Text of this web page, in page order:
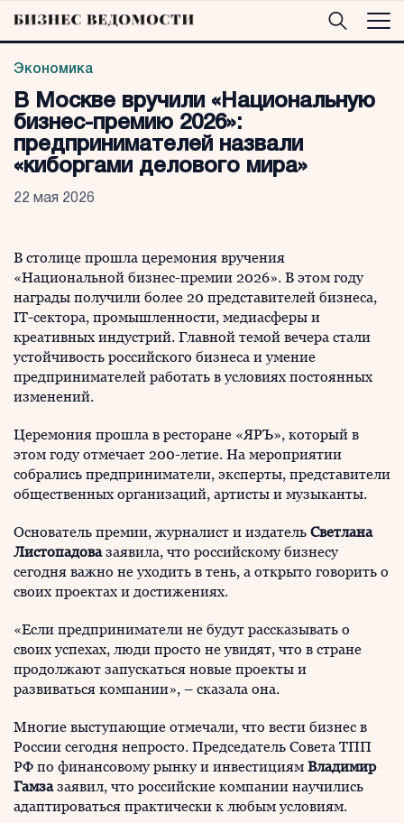
Экономика
В Москве вручили «Национальную
бизнес-премию 2026»:
предпринимателей назвали
«киборгами делового мира»
22 мая 2026
В столице прошла церемония вручения
«Национальной бизнес-премии 2026». В этом году
награды получили более 20 представителей бизнеса,
IT-сектора, промышленности, медиасферы и
креативных индустрий. Главной темой вечера стали
устойчивость российского бизнеса и умение
предпринимателей работать в условиях постоянных
изменений.
Церемония прошла в ресторане «ЯРЪ», который в
этом году отмечает 200-летие. На мероприятии
собрались предприниматели, эксперты, представители
общественных организаций, артисты и музыканты.
Основатель премии, журналист и издатель Светлана
Листопадовазаявила, что российскому бизнесу
сегодня важно не уходить в тень, а открыто говорить о
своих проектах и достижениях.
«Если предприниматели не будут рассказывать о
своих успехах, люди просто не увидят, что в стране
продолжают запускаться новые проекты и
развиваться компании», – сказала она.
Многие выступающие отмечали, что вести бизнес в
России сегодня непросто. Председатель Совета ТПП
РФ по финансовому рынку и инвестициям Владимир
Гамзазаявил, что российские компании научились
адаптироваться практически к любым условиям.